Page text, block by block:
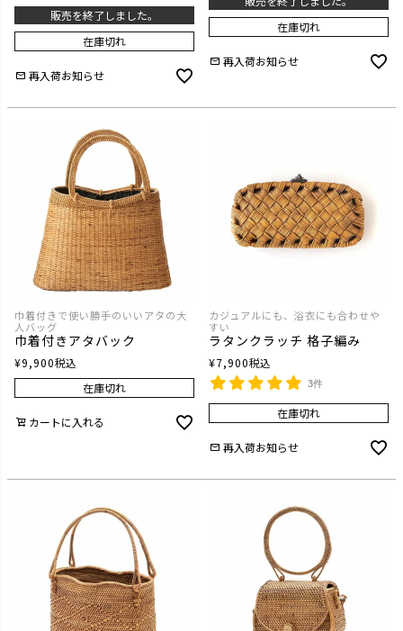
販売を終了しました。
在庫切れ
再入荷お知らせ
在庫切れ
再入荷お知らせ
巾着付きで使い勝手のいいアタの大
人バッグ
巾着付きアタバック
¥9,900税込
在庫切れ
カートに入れる
カジュアルにも、浴衣にも合わせや
すい
ラタンクラッチ 格子編み
¥7,900税込
3件
在庫切れ
再入荷お知らせ